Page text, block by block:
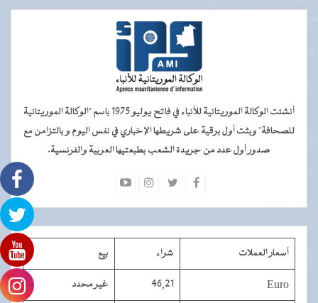
أنشئت الوكالة الموريتانية للأنباء في فاتح يوليو 1975 باسم "الوكالة الموريتانية
للصحافة" وبثت أول برقية على شريطها الإخباري في نفس اليوم و بالتزامن مع
صدور أول عدد من جريدة الشعب بطبعتيها العربية والفرنسية.
أسعار العملات شراء بيع
Euro
46,21 غير محدد